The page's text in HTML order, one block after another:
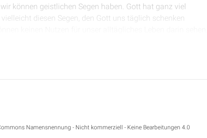
können geistlichen Segen haben. Gott hat ganz viel
diesen Segen, den Gott uns täglich schenken
Lasst uns nicht so sein wie Esau! Lasst uns schätzen, was
ihm der HERR und sprach: 'Zieh nicht nach Ägypten
Sei ein Fremdling in diesem Land, und ich will mit dir
ich alle diese Länder geben und will den Eid bestätigen, den
Namensnennung - Nicht kommerziell - Keine Bearbeitungen 4.0